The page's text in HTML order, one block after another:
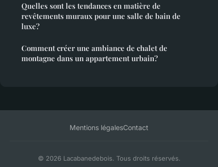
Quelles sont les tendances en matière de
revêtements muraux pour une salle de bain de
luxe?
Comment créer une ambiance de chalet de
montagne dans un appartement urbain?
Mentions légalesContact
© 2026 Lacabanedebois. Tous droits réservés.